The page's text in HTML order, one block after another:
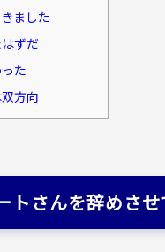
ました
ずだ
た
方向
トさんを辞めさ